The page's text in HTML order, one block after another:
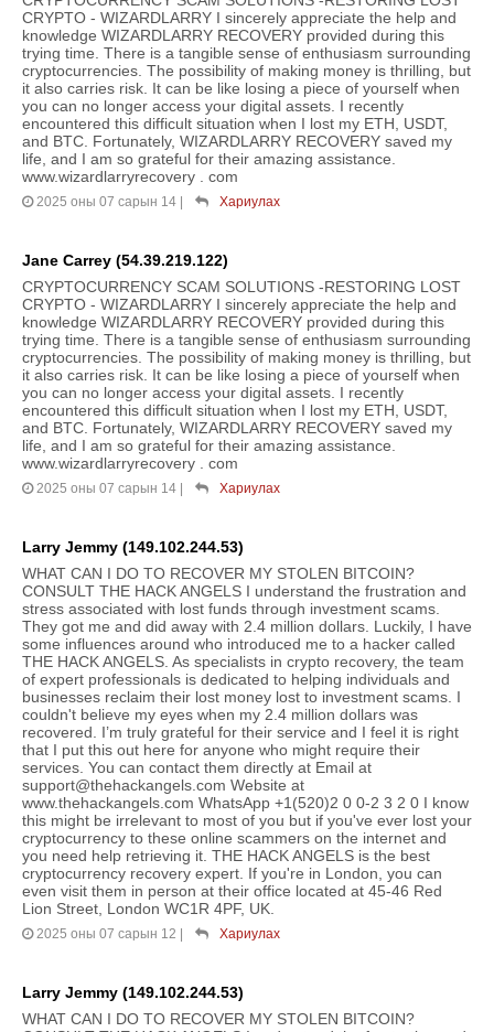
CRYPTO - WIZARDLARRY I sincerely appreciate the help and
knowledge WIZARDLARRY RECOVERY provided during this
trying time. There is a tangible sense of enthusiasm surrounding
cryptocurrencies. The possibility of making money is thrilling, but
it also carries risk. It can be like losing a piece of yourself when
you can no longer access your digital assets. I recently
encountered this difficult situation when I lost my ETH, USDT,
and BTC. Fortunately, WIZARDLARRY RECOVERY saved my
life, and I am so grateful for their amazing assistance.
www.wizardlarryrecovery . com
2025 оны 07 сарын 14 Хариулах
Jane Carrey (54.39.219.122)
CRYPTOCURRENCY SCAM SOLUTIONS -RESTORING LOST
CRYPTO - WIZARDLARRY I sincerely appreciate the help and
knowledge WIZARDLARRY RECOVERY provided during this
trying time. There is a tangible sense of enthusiasm surrounding
cryptocurrencies. The possibility of making money is thrilling, but
it also carries risk. It can be like losing a piece of yourself when
you can no longer access your digital assets. I recently
encountered this difficult situation when I lost my ETH, USDT,
and BTC. Fortunately, WIZARDLARRY RECOVERY saved my
life, and I am so grateful for their amazing assistance.
www.wizardlarryrecovery . com
2025 оны 07 сарын 14 Хариулах
Larry Jemmy (149.102.244.53)
WHAT CAN I DO TO RECOVER MY STOLEN BITCOIN?
CONSULT THE HACK ANGELS I understand the frustration and
stress associated with lost funds through investment scams.
They got me and did away with 2.4 million dollars. Luckily, I have
some influences around who introduced me to a hacker called
THE HACK ANGELS. As specialists in crypto recovery, the team
of expert professionals is dedicated to helping individuals and
businesses reclaim their lost money lost to investment scams. I
couldn't believe my eyes when my 2.4 million dollars was
recovered. I’m truly grateful for their service and I feel it is right
that I put this out here for anyone who might require their
services. You can contact them directly at Email at
support@thehackangels.com Website at
www.thehackangels.com WhatsApp +1(520)2 0 0-2 3 2 0 I know
this might be irrelevant to most of you but if you've ever lost your
cryptocurrency to these online scammers on the internet and
you need help retrieving it. THE HACK ANGELS is the best
cryptocurrency recovery expert. If you're in London, you can
even visit them in person at their office located at 45-46 Red
Lion Street, London WC1R 4PF, UK.
2025 оны 07 сарын 12 Хариулах
Larry Jemmy (149.102.244.53)
WHAT CAN I DO TO RECOVER MY STOLEN BITCOIN?